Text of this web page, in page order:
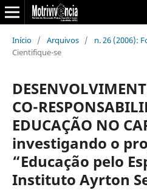
Início / Arquivos / n. 26 (2006):
Cientifique-se
CO-
EDUCAÇÃO NO
investigando o
“Educação pelo
Instituto Ayrton